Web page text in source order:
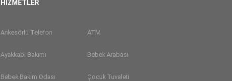
HİZMETLER
Ankesörlü Telefon ATM
Ayakkabı Bakımı Bebek Arabası
Bebek Bakım Odası Çocuk Tuvaleti